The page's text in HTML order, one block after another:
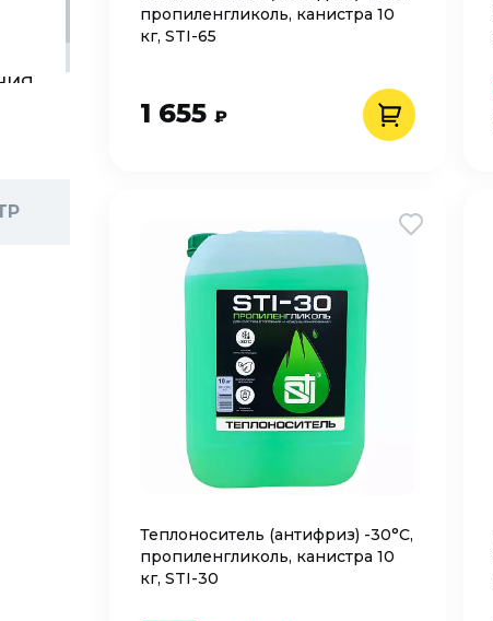
пропиленгликоль, канистра 10
кг, STI-65
1 655 ₽
Теплоноситель (антифриз) -30°C,
пропиленгликоль, канистра 10
кг, STI-30